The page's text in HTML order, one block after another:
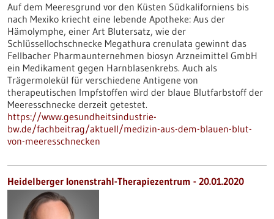
Auf dem Meeresgrund vor den Küsten Südkaliforniens bis
nach Mexiko kriecht eine lebende Apotheke: Aus der
Hämolymphe, einer Art Blutersatz, wie der
Schlüssellochschnecke Megathura crenulata gewinnt das
Fellbacher Pharmaunternehmen biosyn Arzneimittel GmbH
ein Medikament gegen Harnblasenkrebs. Auch als
Trägermolekül für verschiedene Antigene von
therapeutischen Impfstoffen wird der blaue Blutfarbstoff der
Meeresschnecke derzeit getestet.
https://www.gesundheitsindustrie-
bw.de/fachbeitrag/aktuell/medizin-aus-dem-blauen-blut-
von-meeresschnecken
Heidelberger Ionenstrahl-Therapiezentrum - 20.01.2020